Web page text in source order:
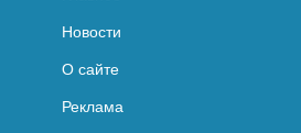
Новости
О сайте
Реклама